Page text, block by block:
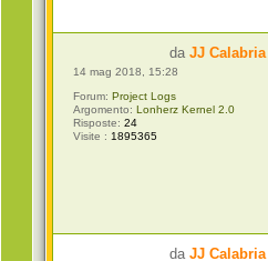
daJJ Calabria
14 mag 2018, 15:28
Forum: Project Logs
Argomento: Lonherz Kernel 2.0
Risposte: 24
Visite : 1895365
daJJ Calabria